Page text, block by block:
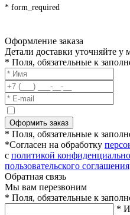
* form_required
Оформление заказа
Детали доставки уточняйте у
* Поля, обязательные к
Оформить заказ
* Поля, обязательные к
*Согласен на обработку
с политикой
пользовательского соглашения
Обратная связь
Мы вам перезвоним
* Поля, обязательные к
*